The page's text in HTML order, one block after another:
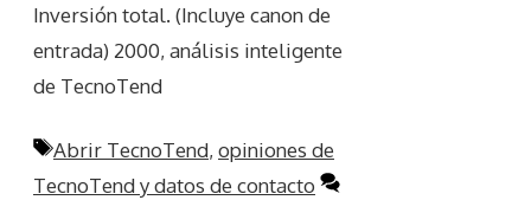
Inversión total. (Incluye canon de
entrada) 2000, análisis inteligente
de TecnoTend
Etiquetas
Abrir TecnoTend, opiniones de
TecnoTend y datos de contacto